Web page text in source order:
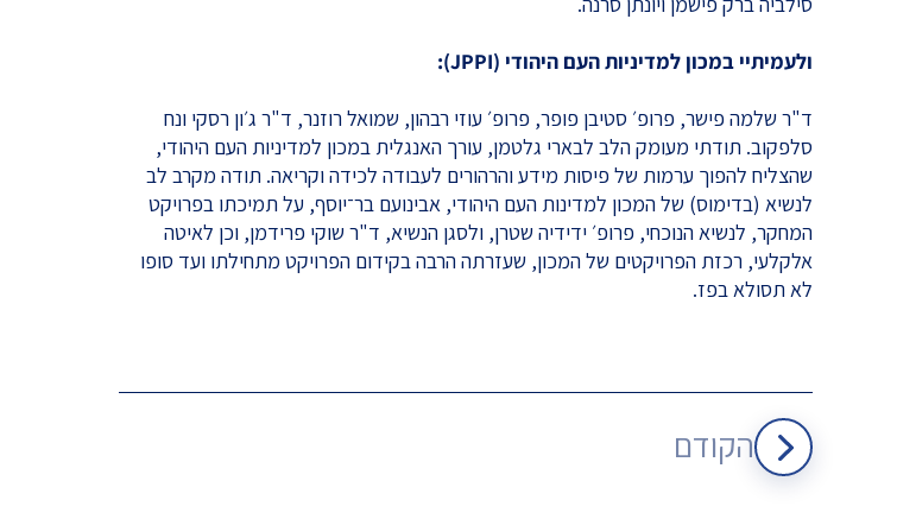
ולעמיתיי במכון למדיניות העם היהודי (JPPI):
ד"ר שלמה פישר, פרופ׳ סטיבן פופר, פרופ׳ עוזי רבהון, שמואל רוזנר, ד"ר ג׳ון רסקי ונח
סלפקוב. תודתי מעומק הלב לבארי גלטמן, עורך האנגלית במכון למדיניות העם היהודי,
שהצליח להפוך ערמות של פיסות מידע והרהורים לעבודה לכידה וקריאה. תודה מקרב לב
לנשיא (בדימוס) של המכון למדינות העם היהודי, אבינועם בר־יוסף, על תמיכתו בפרויקט
המחקר, לנשיא הנוכחי, פרופ׳ ידידיה שטרן, ולסגן הנשיא, ד"ר שוקי פרידמן, וכן לאיטה
אלקלעי, רכזת הפרויקטים של המכון, שעזרתה הרבה בקידום הפרויקט מתחילתו ועד סופו
לא תסולא בפז.
הקודם